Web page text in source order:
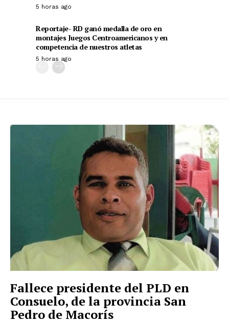
5 horas ago
Reportaje- RD ganó medalla de oro en
montajes Juegos Centroamericanos y en
competencia de nuestros atletas
5 horas ago
Fallece presidente del PLD en
Consuelo, de la provincia San
Pedro de Macorís